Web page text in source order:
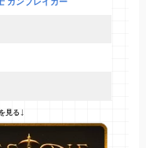
見る↓